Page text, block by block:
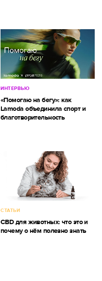
ИНТЕРВЬЮ
«Помогаю на бегу»: как
Lamoda объединила спорт и
благотворительность
СТАТЬИ
CBD для животных: что это и
почему о нём полезно знать